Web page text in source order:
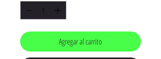
Agregar al carrito